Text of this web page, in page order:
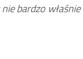
bardzo właśnie